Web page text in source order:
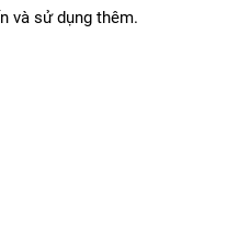
và sử dụng thêm.